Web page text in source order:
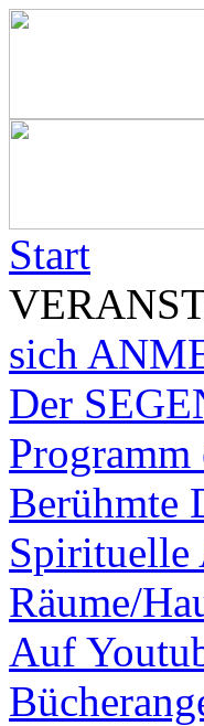
Start
sich
Der
Programm
Berühmte
Räume/
Auf